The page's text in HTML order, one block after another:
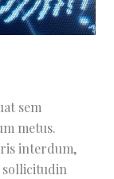
sem
metus.
interdum,
sollicitudin